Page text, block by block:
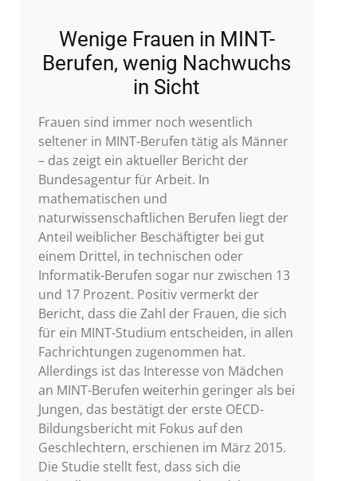
Wenige Frauen in MINT-
Berufen, wenig Nachwuchs
in Sicht
Frauen sind immer noch wesentlich
seltener in MINT-Berufen tätig als Männer
– das zeigt ein aktueller Bericht der
Bundesagentur für Arbeit. In
mathematischen und
naturwissenschaftlichen Berufen liegt der
Anteil weiblicher Beschäftigter bei gut
einem Drittel, in technischen oder
Informatik-Berufen sogar nur zwischen 13
und 17 Prozent. Positiv vermerkt der
Bericht, dass die Zahl der Frauen, die sich
für ein MINT-Studium entscheiden, in allen
Fachrichtungen zugenommen hat.
Allerdings ist das Interesse von Mädchen
an MINT-Berufen weiterhin geringer als bei
Jungen, das bestätigt der erste OECD-
Bildungsbericht mit Fokus auf den
Geschlechtern, erschienen im März 2015.
Die Studie stellt fest, dass sich die